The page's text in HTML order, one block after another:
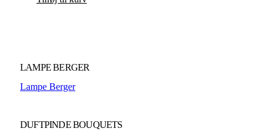
LAMPE BERGER
Lampe Berger
DUFTPINDE BOUQUETS